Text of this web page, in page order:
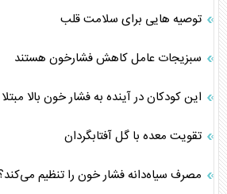
توصیه هایی برای سلامت قلب
سبزیجات عامل کاهش فشارخون هستند
این کودکان در آینده به فشار خون بالا
تقویت معده با گل آفتابگردان
مصرف سیاه‌دانه فشار خون را تنظیم